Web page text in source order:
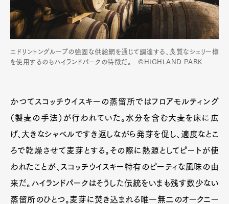
エドリントングループの強固な供給網を通じて調達する、良質なシェリー樽
を使用するのもハイランドパークの特徴だ。 ©HIGHLAND PARK
かつてスコッチウイスキーの蒸留所ではフロアモルティング
（製麦の手法）が行われていた。水分を含む大麦を床に広
げ、大きなシャベルですき返しながら発芽を促し、適度なとこ
ろで乾燥させて麦芽とする。その際に熱源としてピートが使
われたことが、スコッチウイスキー特有のピーティな風味の由
来だ。ハイランドパークはそうした伝統をいまも残す数少ない
蒸留所のひとつ。麦芽に焚き込まれる唯一無二のオークニー